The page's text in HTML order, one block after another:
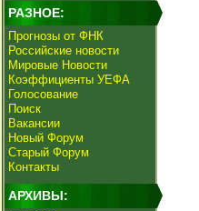
РАЗНОЕ:
Прогнозы от ФНК
Российские новости
Мировые Новости
Коэффициенты УЕФА
Голосование
Поиск
Вакансии
Новый Форум
Старый Форум
Контакты
АРХИВЫ: